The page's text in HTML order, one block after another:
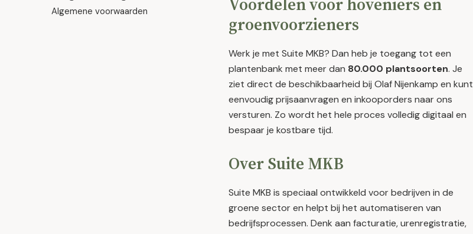
Algemene voorwaarden
groenvoorzieners
Werk je met Suite MKB? Dan heb je toegang tot een
plantenbank met meer dan 80.000 plantsoorten. Je
ziet direct de beschikbaarheid bij Olaf Nijenkamp en kunt
eenvoudig prijsaanvragen en inkooporders naar ons
versturen. Zo wordt het hele proces volledig digitaal en
bespaar je kostbare tijd.
Over Suite MKB
Suite MKB is speciaal ontwikkeld voor bedrijven in de
groene sector en helpt bij het automatiseren van
bedrijfsprocessen. Denk aan facturatie, urenregistratie,